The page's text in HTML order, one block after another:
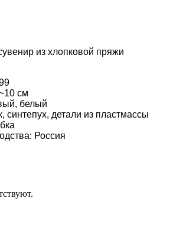
из хлопковой пряжи
см
белый
синтепух, детали из пластмассы
Россия